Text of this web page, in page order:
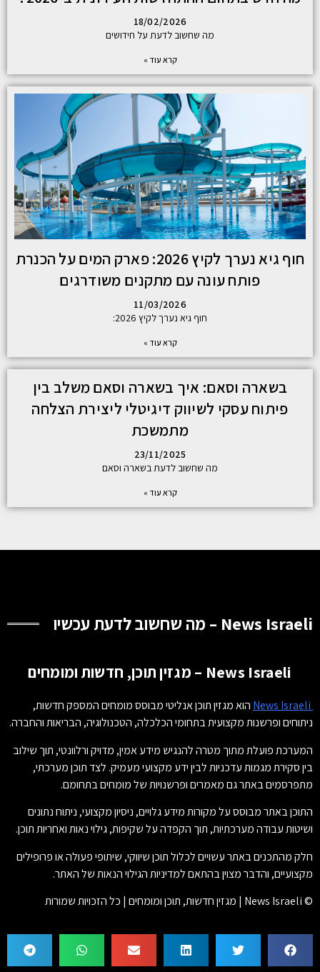
18/02/2026
מה שחשוב לדעת על חידושים
קרא עוד »
חוף גיא נערך לקיץ 2026: פארק המים על הכנרת
פותח עונה עם מתקנים משודרגים
11/03/2026
חוף גיא נערך לקיץ 2026:
קרא עוד »
בשארה וסאם: איך בשארה וסאם משלב בין
פיתוח עסקי לשיווק דיגיטלי ליצירת הצלחה
מתמשכת
23/11/2025
מה שחשוב לדעת בשארה וסאם
קרא עוד »
News Israeli – מה שחשוב לדעת עכשיו
News Israeli – מגזין תוכן, חדשות ומומחים
הוא מגזין תוכן אנליטי מבוסס מומחים המספק חדשות,
ניתוחים ופרשנות מקצועית בתחומי הכלכלה, הטכנולוגיה, הבריאות והחברה.
המערכת פועלת מתוך מטרה להנגיש מידע אמין, מדויק ורלוונטי, תוך שילוב
בין סקירת מגמות עדכניות לבין ידע מקצועי מעמיק. לצד תוכן מערכתי,
מתפרסמים באתר גם מאמרים ופרשנויות של מומחים בתחומם.
התוכן באתר מבוסס על מקורות מידע גלויים, ניסיון מקצועי, ניתוח נתונים
ושיטות עבודה מערכתיות, תוך הקפדה על שקיפות, גילוי נאות ואחריות תוכן.
חלק מהתכנים באתר עשויים לכלול תוכן שיווקי, שיתופי פעולה או פרופילים
מקצועיים, והדבר מצוין בהתאם למדיניות הגילוי הנאות של האתר.
© News Israeli | מגזין חדשות, תוכן ומומחים | כל הזכויות שמורות